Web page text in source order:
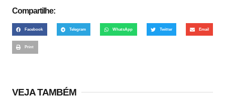
Compartilhe:
Facebook Telegram WhatsApp Twitter Email
Print
VEJA TAMBÉM